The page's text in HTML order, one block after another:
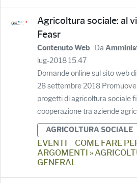
Agricoltura sociale: al
Feasr
Contenuto Web · Da
lug-2018 15.47
Domande online sul sito web
28 settembre 2018
progetti di agricoltura sociale
cooperazione tra aziende
AGRICOLTURA SOCIALE
EVENTI
COME FARE
ARGOMENTI »
GENERAL